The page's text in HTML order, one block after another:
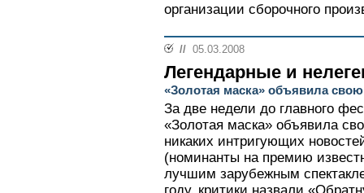
организации сборочного
// 05.03.2008
Легендарные и
«Золотая маска» объявила
За две недели до главного
«Золотая маска» объявила
никаких интригующих
(номинанты на премию
лучшим зарубежным